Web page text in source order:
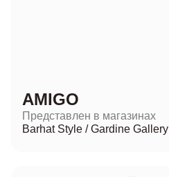
AMIGO
Представлен в магазинах
Barhat Style /Gardine Gallery